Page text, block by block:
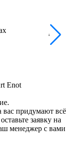
вас придумают всё
заявку на
менеджер с вами